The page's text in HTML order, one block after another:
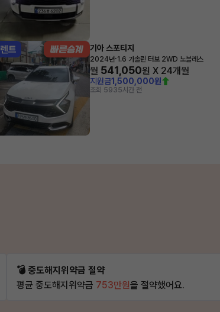
렌트 기아 스포티지
2024년·1.6 가솔린 터보 2WD 노블레스
월 541,050원 X 24개월
지원금1,500,000원
조회 5935시간 전
💣 중도해지위약금 절약
평균 중도해지위약금 753만원을 절약했어요.